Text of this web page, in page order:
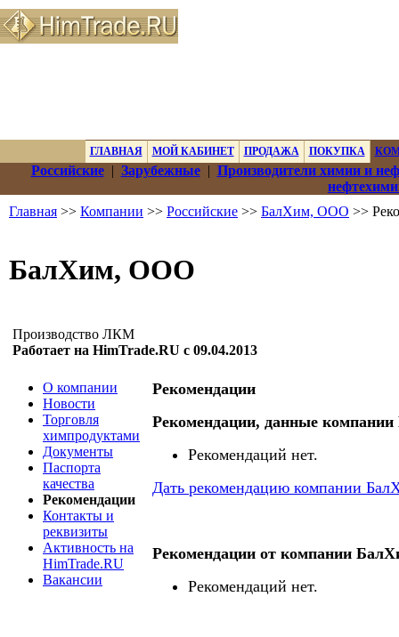
ГЛАВНАЯ МОЙ КАБИНЕТ ПРОДАЖА ПОКУПКА
Российские| Зарубежные| Производители химии и
Главная >> Компании >> Российские >> БалХим, ООО >>
БалХим, ООО
Производство ЛКМ
Работает на HimTrade.RU с 09.04.2013
О компании
Новости
Торговля
химпродуктами
Документы
Паспорта
качества
Рекомендации
Контакты и
реквизиты
Активность на
HimTrade.RU
Вакансии
Рекомендации
Рекомендации, данные
Рекомендаций нет.
Дать рекомендацию компании
Рекомендации от компании
Рекомендаций нет.